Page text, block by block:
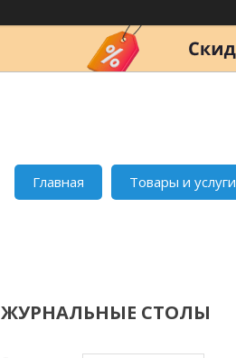
Главная Товары и услуги
ЖУРНАЛЬНЫЕ СТОЛЫ